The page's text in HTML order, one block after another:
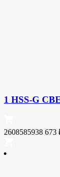
1 HSS-G
2608585938 673